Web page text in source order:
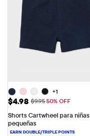
+1
Precio de venta: $4.98
$4.98 Precio original: $9.95
$9.9550% OFF
Shorts Cartwheel para niñas
pequeñas